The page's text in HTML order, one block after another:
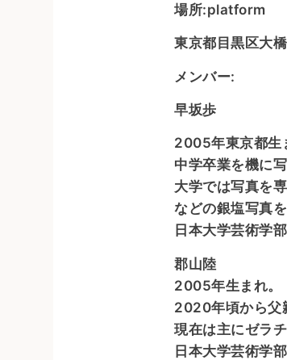
場所:platform
東京都目黒区大
メンバー:
早坂歩
2005年東京都生
中学卒業を機に
大学では写真を
などの銀塩写真
日本大学芸術学
郡山陸
2005年生まれ。
2020年頃から父
現在は主にゼラ
日本大学芸術学